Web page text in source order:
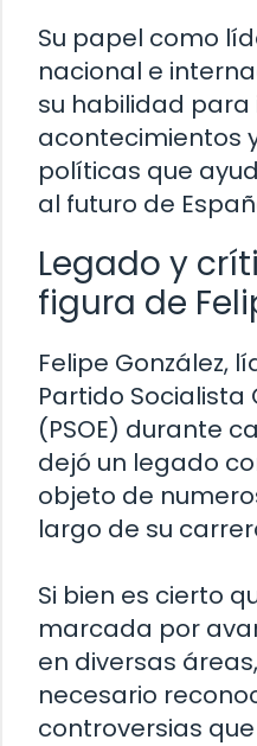
Su papel como
nacional e
su habilidad para
acontecimientos
políticas que
al futuro de
Legado y
figura de
Felipe González,
Partido Socialista
(PSOE) durante
dejó un legado
objeto de
largo de su
Si bien es cierto
marcada por
en diversas
necesario
controversias